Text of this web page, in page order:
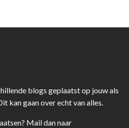
blogs geplaatst op jouw als
kan gaan over echt van alles.
Mail dan naar